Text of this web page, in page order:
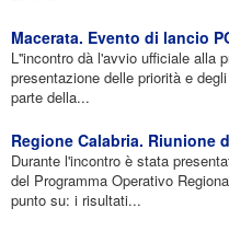
Macerata. Evento di lancio
L''incontro dà l'avvio ufficiale alla
presentazione delle priorità e
parte della...
Regione Calabria. Riunione
Durante l'incontro è stata
del Programma Operativo
punto su: i risultati...